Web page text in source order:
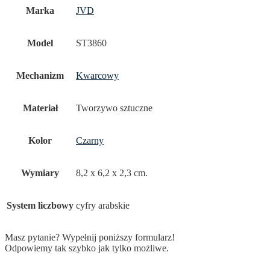
Marka JVD
Model ST3860
Mechanizm Kwarcowy
Materiał Tworzywo sztuczne
Kolor Czarny
Wymiary 8,2 x 6,2 x 2,3 cm.
System liczbowy cyfry arabskie
Masz pytanie? Wypełnij poniższy formularz!
Odpowiemy tak szybko jak tylko możliwe.